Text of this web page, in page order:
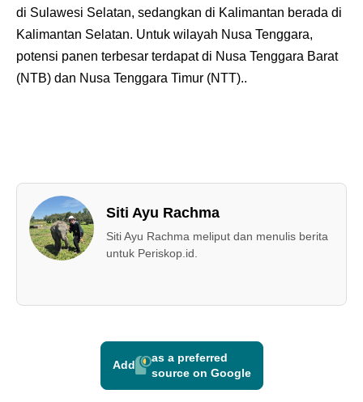
di Sulawesi Selatan, sedangkan di Kalimantan berada di
Kalimantan Selatan. Untuk wilayah Nusa Tenggara,
potensi panen terbesar terdapat di Nusa Tenggara Barat
(NTB) dan Nusa Tenggara Timur (NTT)..
Siti Ayu Rachma
Siti Ayu Rachma meliput dan menulis berita
untuk Periskop.id.
Add
as a preferred
source on Google